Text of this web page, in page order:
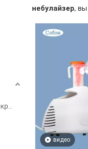
Измеритель уровня глюкозы в крови
небулайзер,
видео